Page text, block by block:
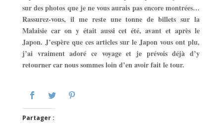
sur des photos que je ne vous aurais pas encore montrées…
Rassurez-vous, il me reste une tonne de billets sur la
Malaisie car on y était aussi cet été, avant et après le
Japon. J’espère que ces articles sur le Japon vous ont plu,
j’ai vraiment adoré ce voyage et je prévois déjà d’y
retourner car nous sommes loin d’en avoir fait le tour.
Partager :